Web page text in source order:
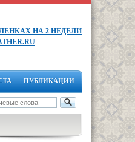
НА 2 НЕДЕЛИ
ПУБЛИКАЦИИ